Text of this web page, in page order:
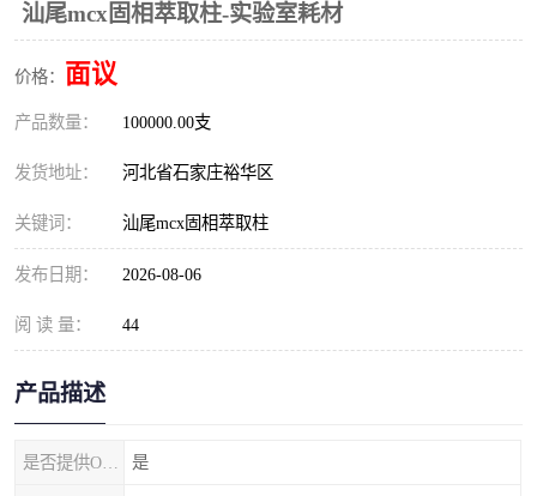
汕尾mcx固相萃取柱-实验室耗材
价格： 面议
产品数量： 100000.00支
发货地址： 河北省石家庄裕华区
关键词： 汕尾mcx固相萃取柱
发布日期： 2026-08-06
阅 读 量： 44
产品描述
是